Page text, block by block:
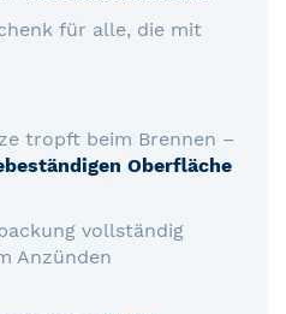
für alle, die mit
tropft beim Brennen –
Oberfläche
vollständig
Anzünden